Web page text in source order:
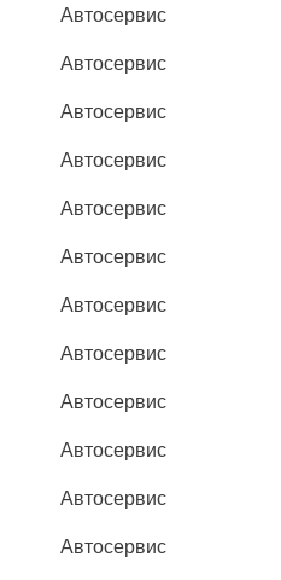
Автосервис
Автосервис
Автосервис
Автосервис
Автосервис
Автосервис
Автосервис
Автосервис
Автосервис
Автосервис
Автосервис
Автосервис